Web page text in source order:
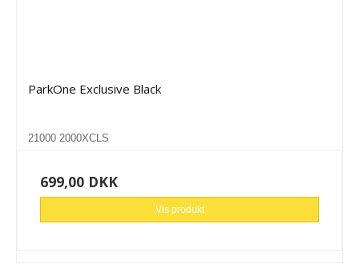
ParkOne Exclusive Black
21000 2000XCLS
699,00 DKK
Vis produkt